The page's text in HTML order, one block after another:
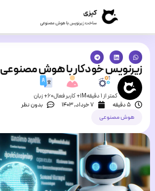
زیرنویس خودکار با هوش مصنوعی
کمتر از 1 دقیقه 1M+ کاربر فعال
60+ زبان
5 دقیقه
۷ خرداد, ۱۴۰۳
بدون نظر
هوش مصنوعی